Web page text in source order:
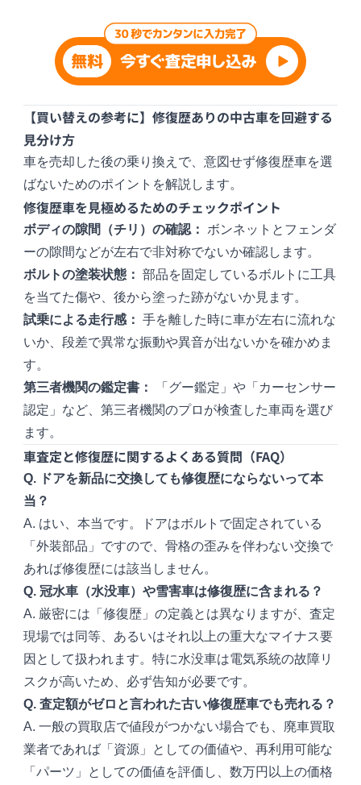
【買い替えの参考に】修復歴ありの中古車を回避する
見分け方
車を売却した後の乗り換えで、意図せず修復歴車を選
ばないためのポイントを解説します。
修復歴車を見極めるためのチェックポイント
ボディの隙間（チリ）の確認：
ボンネットとフェンダ
ーの隙間などが左右で非対称でないか確認します。
ボルトの塗装状態： 部品を固定しているボルトに工具
を当てた傷や、後から塗った跡がないか見ます。
試乗による走行感： 手を離した時に車が左右に流れな
いか、段差で異常な振動や異音が出ないかを確かめま
す。
第三者機関の鑑定書：
「グー鑑定」や「カーセンサー
認定」など、第三者機関のプロが検査した車両を選び
ます。
車査定と修復歴に関するよくある質問（FAQ）
Q. ドアを新品に交換しても修復歴にならないって本
当？
A. はい、本当です。ドアはボルトで固定されている
「外装部品」ですので、骨格の歪みを伴わない交換で
あれば修復歴には該当しません。
Q. 冠水車（水没車）や雪害車は修復歴に含まれる？
A. 厳密には「修復歴」の定義とは異なりますが、査定
現場では同等、あるいはそれ以上の重大なマイナス要
因として扱われます。特に水没車は電気系統の故障リ
スクが高いため、必ず告知が必要です。
Q. 査定額がゼロと言われた古い修復歴車でも売れる？
A. 一般の買取店で値段がつかない場合でも、廃車買取
業者であれば「資源」としての価値や、再利用可能な
「パーツ」としての価値を評価し、数万円以上の価格